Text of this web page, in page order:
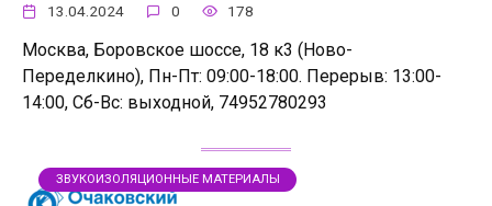
13.04.2024 0 178
Москва, Боровское шоссе, 18 к3 (Ново-
Переделкино), Пн-Пт: 09:00-18:00. Перерыв: 13:00-
14:00, Сб-Вс: выходной, 74952780293
ЗВУКОИЗОЛЯЦИОННЫЕ МАТЕРИАЛЫ